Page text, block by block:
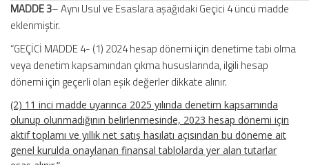
MADDE 3– Aynı Usul ve Esaslara aşağıdaki Geçici 4 üncü madde
eklenmiştir.
“GEÇİCİ MADDE 4- (1) 2024 hesap dönemi için denetime tabi olma
veya denetim kapsamından çıkma hususlarında, ilgili hesap
dönemi için geçerli olan eşik değerler dikkate alınır.
(2) 11 inci madde uyarınca 2025 yılında denetim kapsamında
olunup olunmadığının belirlenmesinde, 2023 hesap dönemi için
aktif toplamı ve yıllık net satış hasılatı açısından bu döneme ait
genel kurulda onaylanan finansal tablolarda yer alan tutarlar